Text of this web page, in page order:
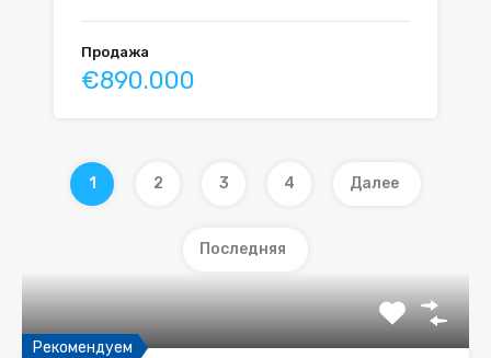
Продажа
€890.000
1 2 3 4 Далее
Последняя
Рекомендуем